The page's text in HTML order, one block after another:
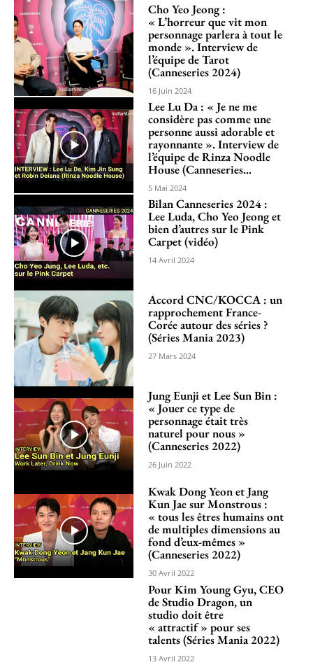
Cho Yeo Jeong :
« L’horreur que vit mon
personnage parlera à tout le
monde ». Interview de
l’équipe de Tarot
(Canneseries 2024)
16 Juin 2024
Lee Lu Da : « Je ne me
considère pas comme une
personne aussi adorable et
rayonnante ». Interview de
l’équipe de Rinza Noodle
House (Canneseries...
5 Mai 2024
Bilan Canneseries 2024 :
Lee Luda, Cho Yeo Jeong et
bien d’autres sur le Pink
Carpet (vidéo)
14 Avril 2024
Accord CNC/KOCCA : un
rapprochement France-
Corée autour des séries ?
(Séries Mania 2023)
27 Mars 2024
Jung Eunji et Lee Sun Bin :
« Jouer ce type de
personnage était très
naturel pour nous »
(Canneseries 2022)
26 Juin 2022
Kwak Dong Yeon et Jang
Kun Jae sur Monstrous :
« tous les êtres humains ont
de multiples dimensions au
fond d’eux-mêmes »
(Canneseries 2022)
30 Avril 2022
Pour Kim Young Gyu, CEO
de Studio Dragon, un
studio doit être
« attractif » pour ses
talents (Séries Mania 2022)
13 Avril 2022